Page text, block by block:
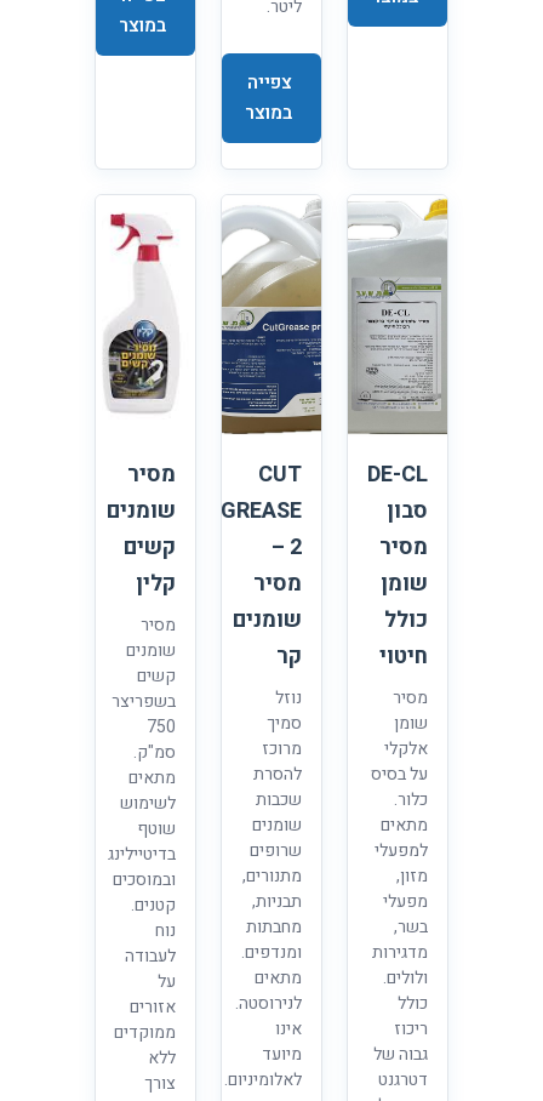
ליטר.
צפייה
במוצר
במוצר
DE-CL
סבון
מסיר
שומן
כולל
חיטוי
מסיר
שומן
אלקלי
על בסיס
כלור.
מתאים
למפעלי
מזון,
מפעלי
בשר,
מדגירות
ולולים.
כולל
ריכוז
גבוה של
דטרגנט
CUT
GREASE
2 –
מסיר
שומנים
קר
נוזל
סמיך
מרוכז
להסרת
שכבות
שומנים
שרופים
מתנורים,
תבניות,
מחבתות
ומנדפים.
מתאים
לנירוסטה.
אינו
מיועד
לאלומיניום.
מסיר
שומנים
קשים
קלין
מסיר
שומנים
קשים
בשפריצר
750
סמ"ק.
מתאים
לשימוש
שוטף
בדיטיילינג
ובמוסכים
קטנים.
נוח
לעבודה
על
אזורים
ממוקדים
ללא
צורך